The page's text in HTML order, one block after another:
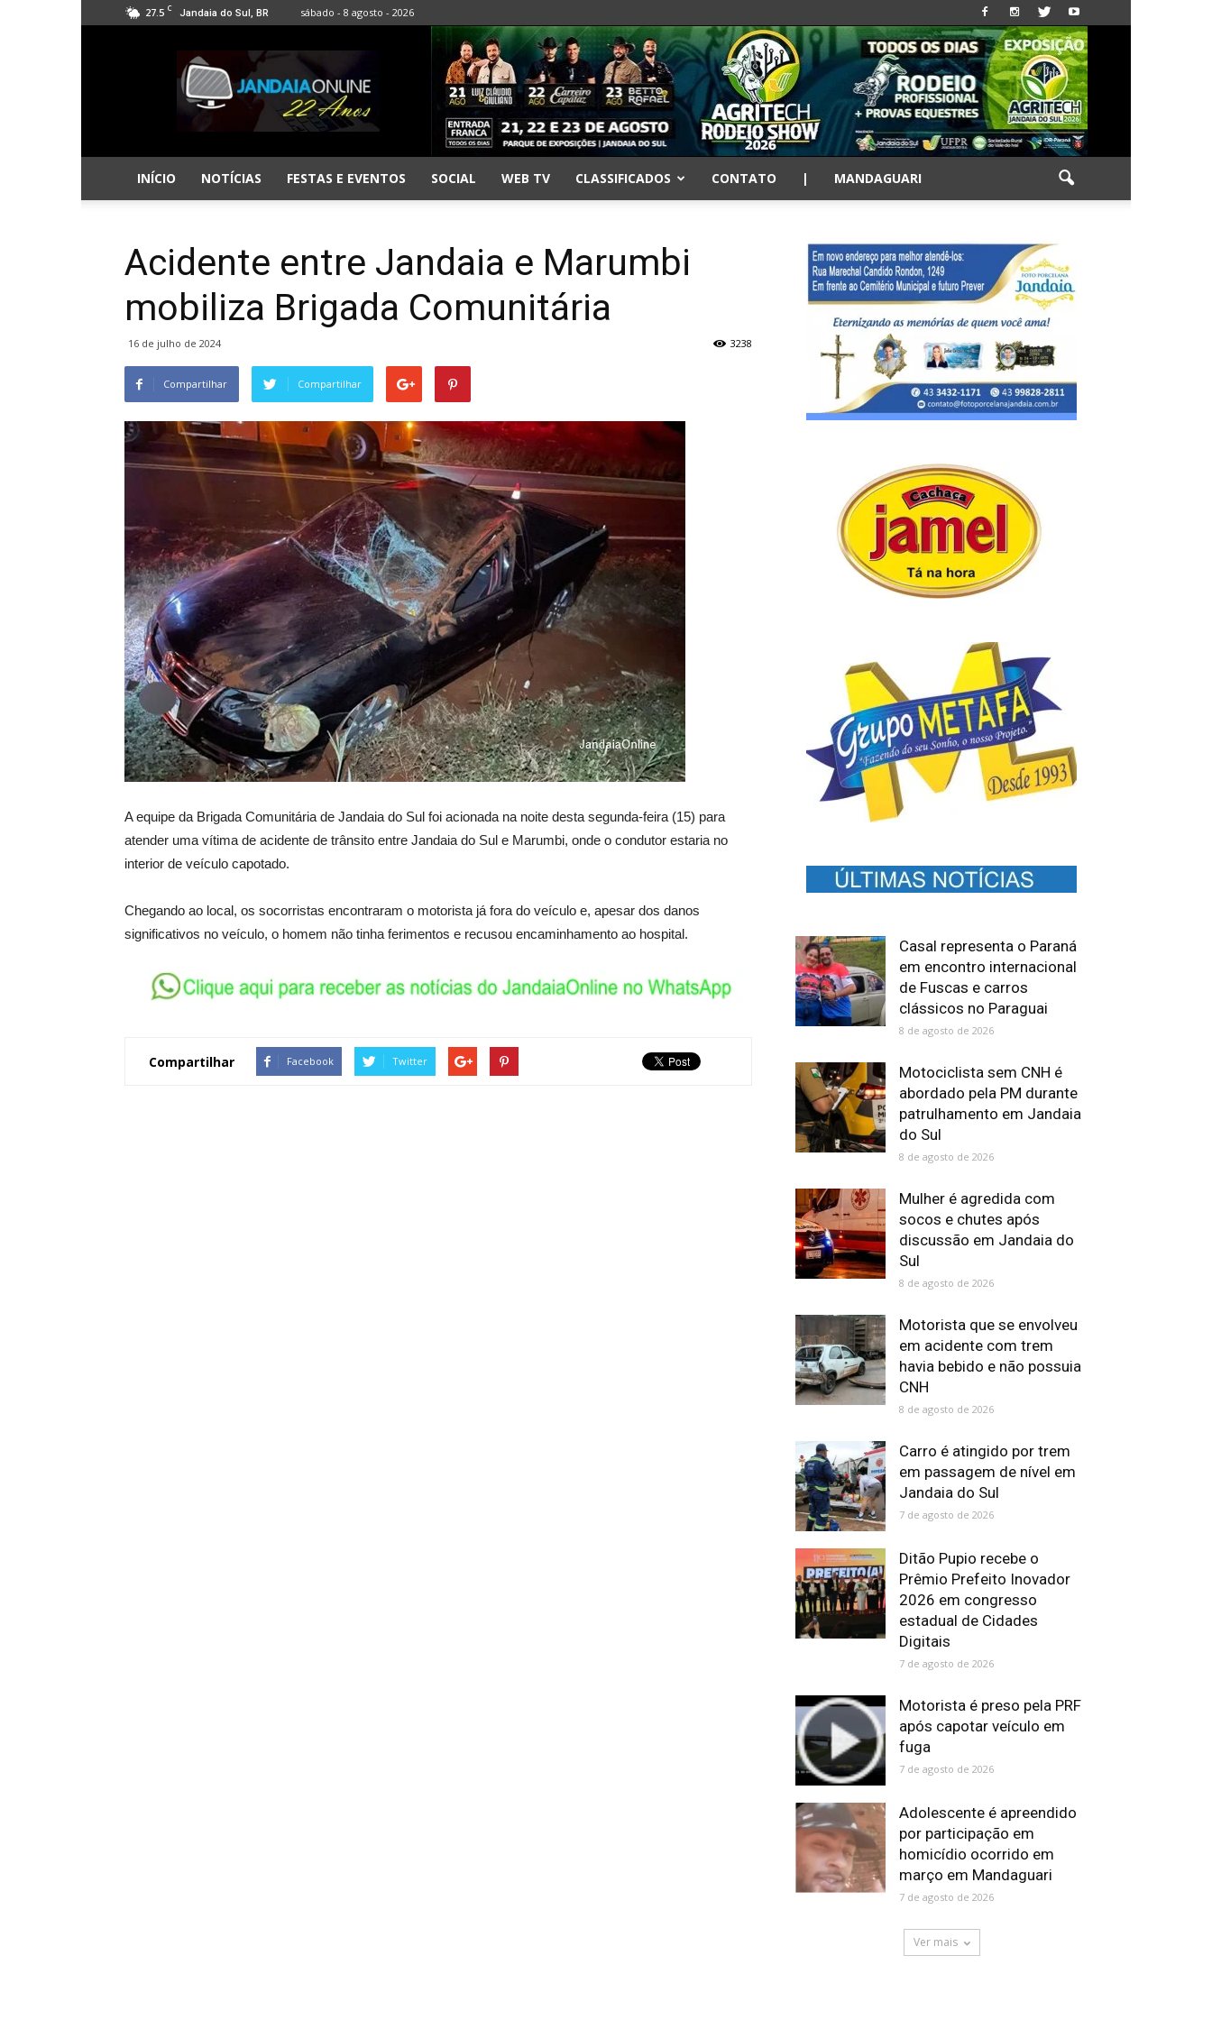
27.5 C Jandaia do Sul, BR sábado - 8 agosto - 2026
Jandaia
Online
INÍCIO NOTÍCIAS FESTAS E EVENTOS SOCIAL WEB TV CLASSIFICADOS CONTATO | MANDAGUARI
Acidente entre Jandaia e Marumbi
mobiliza Brigada Comunitária
16 de julho de 2024 3238
Compartilhar Compartilhar
A equipe da Brigada Comunitária de Jandaia do Sul foi acionada na noite desta segunda-feira (15) para
atender uma vítima de acidente de trânsito entre Jandaia do Sul e Marumbi, onde o condutor estaria no
interior de veículo capotado.
Chegando ao local, os socorristas encontraram o motorista já fora do veículo e, apesar dos danos
significativos no veículo, o homem não tinha ferimentos e recusou encaminhamento ao hospital.
Compartilhar Facebook Twitter
Casal representa o Paraná
em encontro internacional
de Fuscas e carros
clássicos no Paraguai
8 de agosto de 2026
Motociclista sem CNH é
abordado pela PM durante
patrulhamento em Jandaia
do Sul
8 de agosto de 2026
Mulher é agredida com
socos e chutes após
discussão em Jandaia do
Sul
8 de agosto de 2026
Motorista que se envolveu
em acidente com trem
havia bebido e não possuia
CNH
8 de agosto de 2026
Carro é atingido por trem
em passagem de nível em
Jandaia do Sul
7 de agosto de 2026
Ditão Pupio recebe o
Prêmio Prefeito Inovador
2026 em congresso
estadual de Cidades
Digitais
7 de agosto de 2026
Motorista é preso pela PRF
após capotar veículo em
fuga
7 de agosto de 2026
Adolescente é apreendido
por participação em
homicídio ocorrido em
março em Mandaguari
7 de agosto de 2026
Ver mais